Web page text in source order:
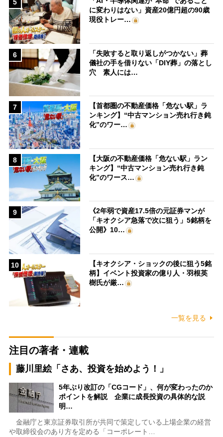
5
に変わりはない」資産20億円超の90歳
現役トレー…
6
「失敗すると取り返しがつかない」葬
儀社の手を借りない「DIY葬」の落とし
穴 素人には…
7
【首都圏の不動産価格「危ない駅」ラ
ンキング】“中古マンション売れ行き鈍
化”のワー…
8
【大阪の不動産価格「危ない駅」ラン
キング】“中古マンション売れ行き鈍
化”のワース…
9
《2年弱で資産17.5倍の元証券マンが
「キオクシア急落で次に狙う」5銘柄を
公開》10…
10
【キオクシア・ショックの後に狙う5銘
柄】イベント投資家の億り人・羽根英
樹氏が厳…
一覧を見る
注目の著者・連載
藤川里絵「さあ、投資を始めよう！」
5年ぶり改訂の「CGコード」、何が変わったのか
ポイントを解説 企業に成長投資の具体的な説
明…
金融庁と東京証券取引所が共同で策定している上場企業の経営
や取締役会のあり方を定める「コーポレート…